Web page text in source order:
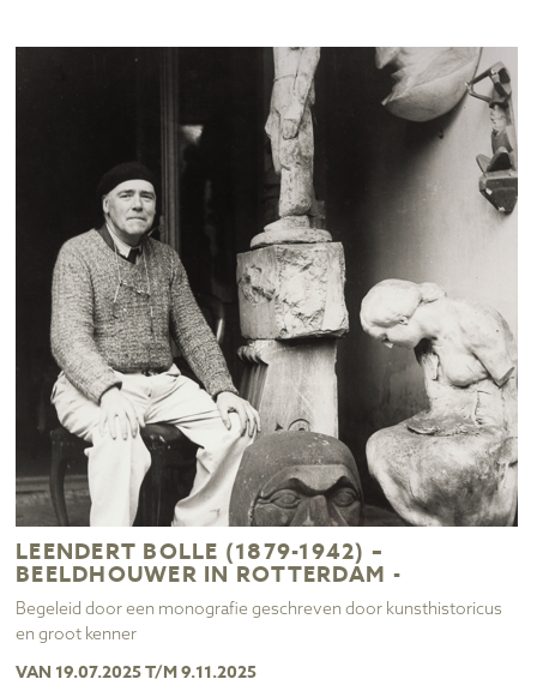
LEENDERT BOLLE (1879-1942) –
BEELDHOUWER IN ROTTERDAM -
Begeleid door een monografie geschreven door kunsthistoricus
en groot kenner
VAN 19.07.2025 T/M 9.11.2025